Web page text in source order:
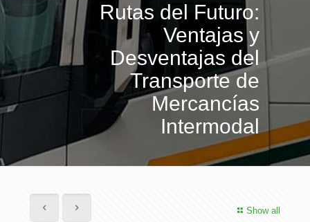
Rutas del Futuro:
Ventajas y
Desventajas del
Transporte de
Mercancías
Intermodal
Show all